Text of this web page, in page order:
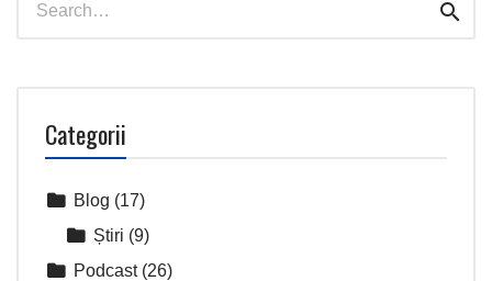
for:
Categorii
Blog (17)
Știri (9)
Podcast(26)